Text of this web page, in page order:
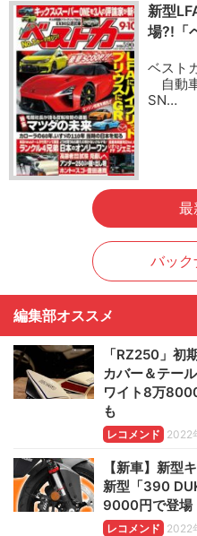
新型
場?!「
ベスト
自動
SN…
最
バック
編集部オススメ
「RZ250」初
カバー＆テー
ワイト8万
も
レコメンド 2022
【新車】新型
新型「390
9000円で登場
レコメンド 2022